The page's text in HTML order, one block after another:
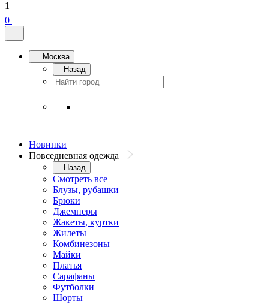
1
0
Москва
Назад
Новинки
Повседневная одежда
Назад
Смотреть все
Блузы, рубашки
Брюки
Джемперы
Жакеты, куртки
Жилеты
Комбинезоны
Майки
Платья
Сарафаны
Футболки
Шорты